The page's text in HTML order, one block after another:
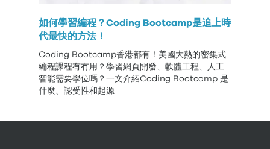
如何學習編程？Coding Bootcamp是追上時
代最快的方法！
Coding Bootcamp香港都有！美國大熱的密集式
編程課程有冇用？學習網頁開發、軟體工程、人工
智能需要學位嗎？一文介紹Coding Bootcamp 是
什麼、認受性和起源